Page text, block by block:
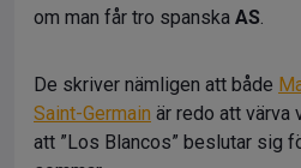
om man får tro spanska AS.
De skriver nämligen att både
Saint-Germain är redo att värva
att ”Los Blancos” beslutar sig